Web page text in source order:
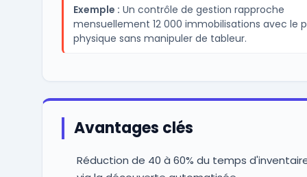
Exemple : Un contrôle de gestion rapproche
mensuellement 12 000 immobilisations avec le
physique sans manipuler de tableur.
Avantages clés
Réduction de 40 à 60% du temps